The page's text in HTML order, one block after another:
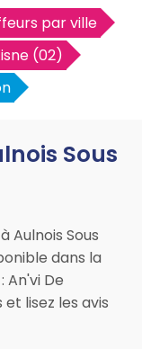
par ville
(02)
Sous
Aulnois Sous
dans la
De
lisez les avis